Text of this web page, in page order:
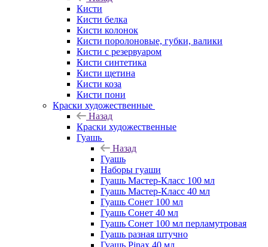
Кисти
Кисти белка
Кисти колонок
Кисти поролоновые, губки, валики
Кисти с резервуаром
Кисти синтетика
Кисти щетина
Кисти коза
Кисти пони
Краски художественные
Назад
Краски художественные
Гуашь
Назад
Гуашь
Наборы гуаши
Гуашь Мастер-Класс 100 мл
Гуашь Мастер-Класс 40 мл
Гуашь Сонет 100 мл
Гуашь Сонет 40 мл
Гуашь Сонет 100 мл перламутровая
Гуашь разная штучно
Гуашь Pinax 40 мл